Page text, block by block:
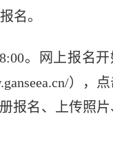
名。
。网上报名
），
报名、上传照